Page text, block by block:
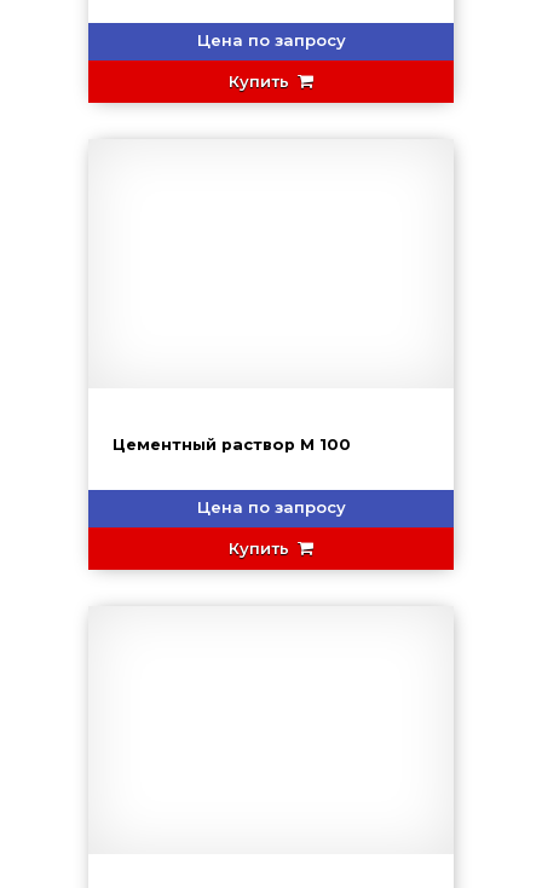
Цена по запросу
Купить
Цементный раствор М 100
Цена по запросу
Купить